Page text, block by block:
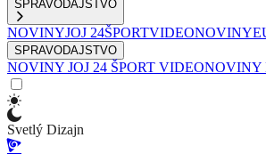
SPRAVODAJSTVO
NOVINYJOJ 24ŠPORTVIDEONOVINY
SPRAVODAJSTVO
NOVINY JOJ 24 ŠPORT VIDEONOVINY
Svetlý Dizajn